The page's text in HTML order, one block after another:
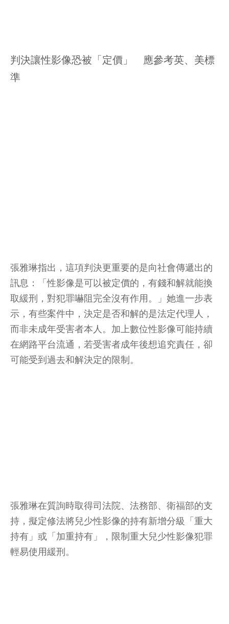
判決讓性影像恐被「定價」 應參考英、美標
準
張雅琳指出，這項判決更重要的是向社會傳遞出的
訊息：「性影像是可以被定價的，有錢和解就能換
取緩刑，對犯罪嚇阻完全沒有作用。」她進一步表
示，有些案件中，決定是否和解的是法定代理人，
而非未成年受害者本人。加上數位性影像可能持續
在網路平台流通，若受害者成年後想追究責任，卻
可能受到過去和解決定的限制。
張雅琳在質詢時取得司法院、法務部、衛福部的支
持，擬定修法將兒少性影像的持有新增分級「重大
持有」或「加重持有」，限制重大兒少性影像犯罪
輕易使用緩刑。